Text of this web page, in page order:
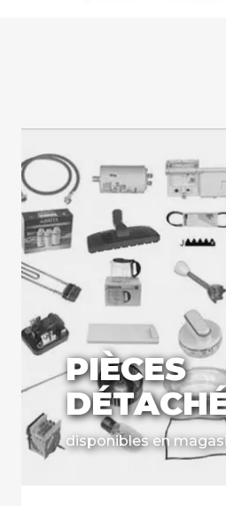
PIÈCES
disponibles en